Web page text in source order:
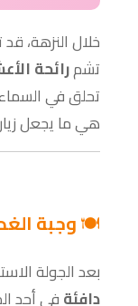
خلال النزهة،
تشمرائحة
تحلق في
هي ما يجعل
🍽️وجبة
بعد الجولة
دافئةفي أحد